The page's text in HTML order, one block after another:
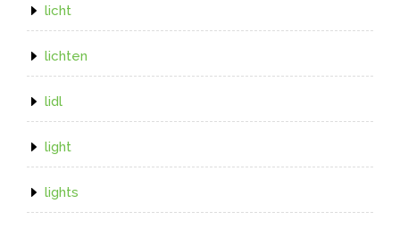
licht
lichten
lidl
light
lights